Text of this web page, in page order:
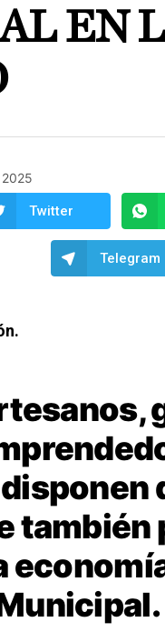
EN
Twitter
Telegram